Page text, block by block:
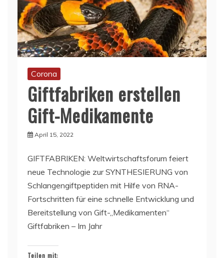
Corona
Giftfabriken erstellen
Gift-Medikamente
April 15, 2022
GIFTFABRIKEN: Weltwirtschaftsforum feiert
neue Technologie zur SYNTHESIERUNG von
Schlangengiftpeptiden mit Hilfe von RNA-
Fortschritten für eine schnelle Entwicklung und
Bereitstellung von Gift-„Medikamenten“
Giftfabriken – Im Jahr
Teilen mit: